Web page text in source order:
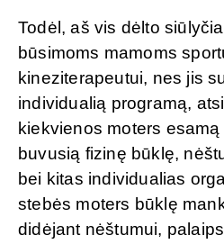
Todėl, aš vis dėlto
būsimoms mamoms
kineziterapeutui, nes jis
individualią programą,
kiekvienos moters
buvusią fizinę būklę,
bei kitas individualias
stebės moters būklę
didėjant nėštumui,